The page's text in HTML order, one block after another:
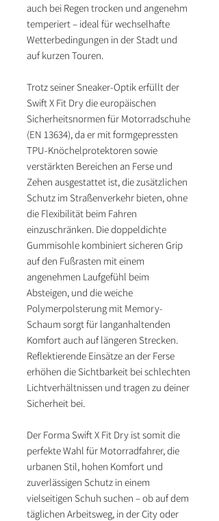
auch bei Regen trocken und angenehm
temperiert – ideal für wechselhafte
Wetterbedingungen in der Stadt und
auf kurzen Touren.
Trotz seiner Sneaker-Optik erfüllt der
Swift X Fit Dry die europäischen
Sicherheitsnormen für Motorradschuhe
(EN 13634), da er mit formgepressten
TPU-Knöchelprotektoren sowie
verstärkten Bereichen an Ferse und
Zehen ausgestattet ist, die zusätzlichen
Schutz im Straßenverkehr bieten, ohne
die Flexibilität beim Fahren
einzuschränken. Die doppeldichte
Gummisohle kombiniert sicheren Grip
auf den Fußrasten mit einem
angenehmen Laufgefühl beim
Absteigen, und die weiche
Polymerpolsterung mit Memory-
Schaum sorgt für langanhaltenden
Komfort auch auf längeren Strecken.
Reflektierende Einsätze an der Ferse
erhöhen die Sichtbarkeit bei schlechten
Lichtverhältnissen und tragen zu deiner
Sicherheit bei.
Der Forma Swift X Fit Dry ist somit die
perfekte Wahl für Motorradfahrer, die
urbanen Stil, hohen Komfort und
zuverlässigen Schutz in einem
vielseitigen Schuh suchen – ob auf dem
täglichen Arbeitsweg, in der City oder